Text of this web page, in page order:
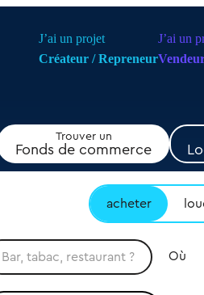
J’ai un projet
Créateur / Repreneur
J’ai un
Trouver un
Fonds de commerce
acheter
Où